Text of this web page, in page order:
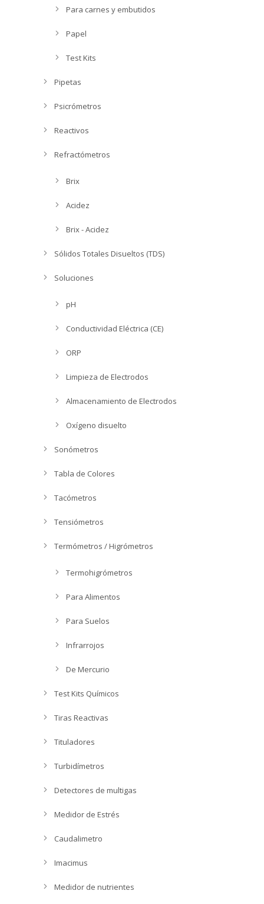
Para carnes y embutidos
Papel
Test Kits
Pipetas
Psicrómetros
Reactivos
Refractómetros
Brix
Acidez
Brix - Acidez
Sólidos Totales Disueltos (TDS)
Soluciones
pH
Conductividad Eléctrica (CE)
ORP
Limpieza de Electrodos
Almacenamiento de Electrodos
Oxígeno disuelto
Sonómetros
Tabla de Colores
Tacómetros
Tensiómetros
Termómetros / Higrómetros
Termohigrómetros
Para Alimentos
Para Suelos
Infrarrojos
De Mercurio
Test Kits Químicos
Tiras Reactivas
Tituladores
Turbidímetros
Detectores de multigas
Medidor de Estrés
Caudalimetro
Imacimus
Medidor de nutrientes